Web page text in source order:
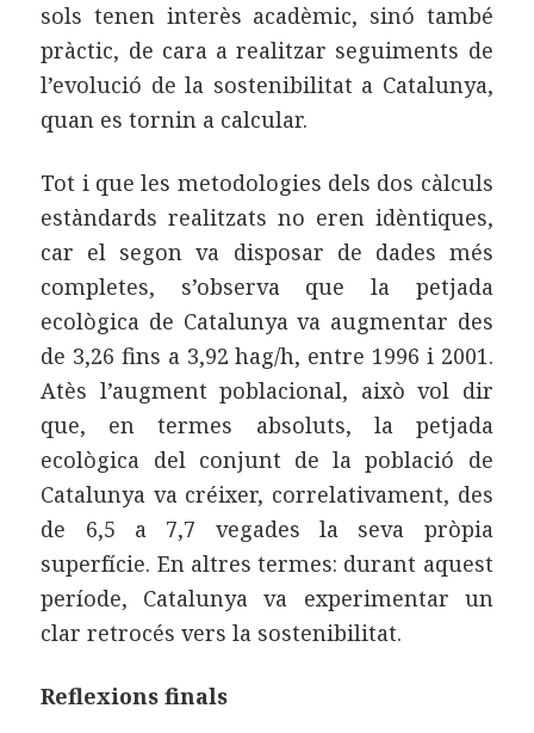
sols tenen interès acadèmic, sinó també
pràctic, de cara a realitzar seguiments de
l’evolució de la sostenibilitat a Catalunya,
quan es tornin a calcular.
Tot i que les metodologies dels dos càlculs
estàndards realitzats no eren idèntiques,
car el segon va disposar de dades més
completes, s’observa que la petjada
ecològica de Catalunya va augmentar des
de 3,26 fins a 3,92 hag/h, entre 1996 i 2001.
Atès l’augment poblacional, això vol dir
que, en termes absoluts, la petjada
ecològica del conjunt de la població de
Catalunya va créixer, correlativament, des
de 6,5 a 7,7 vegades la seva pròpia
superfície. En altres termes: durant aquest
període, Catalunya va experimentar un
clar retrocés vers la sostenibilitat.
Reflexions finals